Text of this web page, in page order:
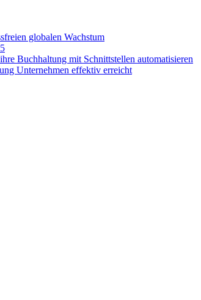
globalen Wachstum
Buchhaltung mit Schnittstellen automatisieren
Unternehmen effektiv erreicht